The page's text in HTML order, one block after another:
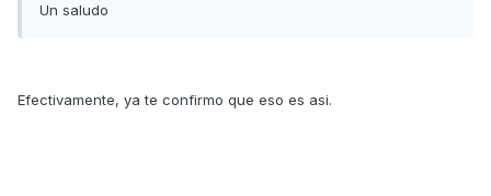
Un saludo
Efectivamente, ya te confirmo que eso es asi.